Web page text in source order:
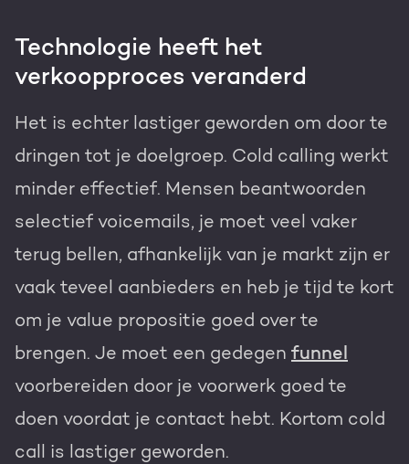
Technologie heeft het
verkoopproces veranderd
Het is echter lastiger geworden om door te
dringen tot je doelgroep. Cold calling werkt
minder effectief. Mensen beantwoorden
selectief voicemails, je moet veel vaker
terug bellen, afhankelijk van je markt zijn er
vaak teveel aanbieders en heb je tijd te kort
om je value propositie goed over te
brengen. Je moet een gedegen funnel
voorbereiden door je voorwerk goed te
doen voordat je contact hebt. Kortom cold
call is lastiger geworden.